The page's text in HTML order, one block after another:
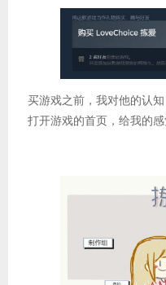
买游戏之前，我对他的认
打开游戏的首页，给我的